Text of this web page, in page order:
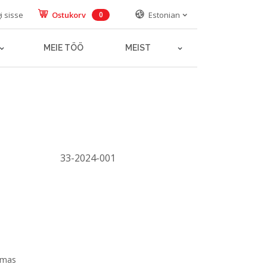
sisse Ostukorv 0 Estonian
MEIE TÖÖ MEIST
33-2024-001